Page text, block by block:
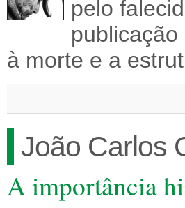
pelo
à morte e a
João Carlos
A importância